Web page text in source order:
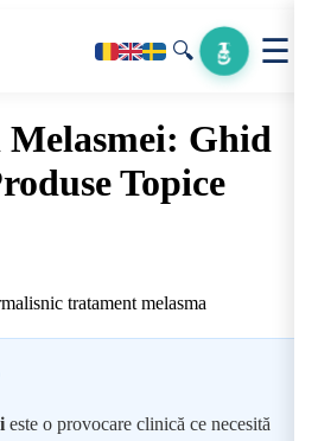
🔍 ☰
Ghid
Topice
este o provocare clinică ce necesită